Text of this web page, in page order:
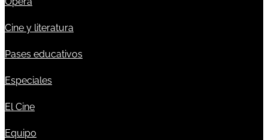
Cine y literatura
Pases educativos
Especiales
El Cine
Equipo